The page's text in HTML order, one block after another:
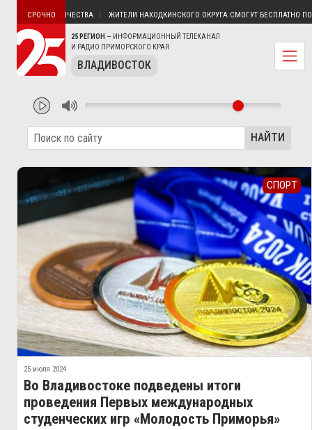
25 РЕГИОН — ИНФОРМАЦИОННЫЙ ТЕЛЕКАНАЛ
И РАДИО ПРИМОРСКОГО КРАЯ
ВЛАДИВОСТОК
СРОЧНО
ЭЛЕКТРИЧЕСТВА ЖИТЕЛИ НАХОДКИНСКОГО ОКРУГА СМОГУТ БЕСПЛАТНО
НАЙТИ
СПОРТ
25 июля 2024
Во Владивостоке подведены итоги
проведения Первых международных
студенческих игр «Молодость Приморья»